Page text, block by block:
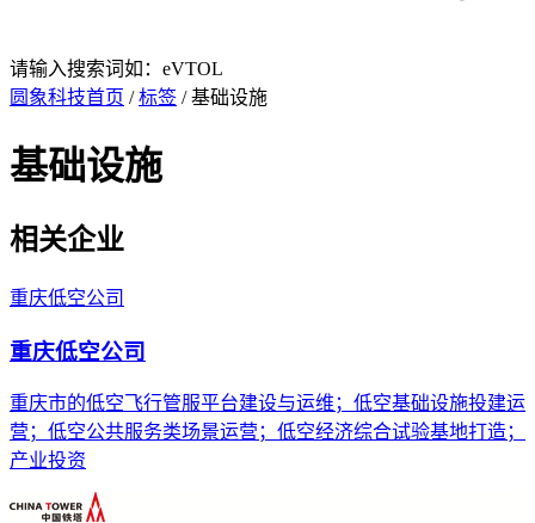
请输入搜索词如：eVTOL
圆象科技首页 /标签 / 基础设施
基础设施
相关企业
重庆低空公司
重庆低空公司
重庆市的低空飞行管服平台建设与运维；低空基础设施投建运
营；低空公共服务类场景运营；低空经济综合试验基地打造；
产业投资